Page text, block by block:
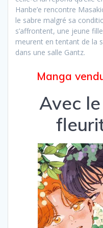
Hanbe’e rencontre
le sabre malgré sa
s’affrontent, une jeune
meurent en tentant de la
dans une salle Gantz.
Manga
Avec